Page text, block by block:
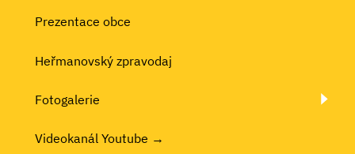
Prezentace obce
Heřmanovský zpravodaj
Fotogalerie
Videokanál Youtube →